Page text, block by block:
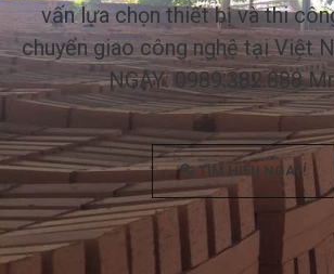
vấn lựa chọn thiết bị và thi
chuyển giao công nghệ tại Việt
NGAY: 0989.382.888
TÌM HIỂU NGAY!